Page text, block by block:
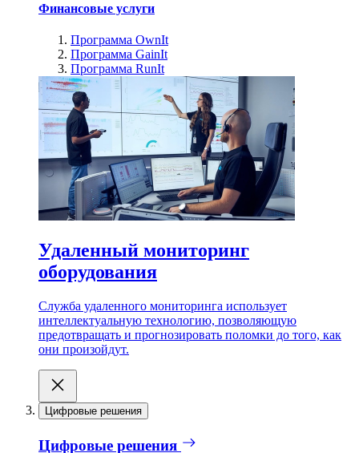
Финансовые услуги
Программа OwnIt
Программа GainIt
Программа RunIt
Удаленный мониторинг
оборудования
Служба удаленного мониторинга использует
интеллектуальную технологию, позволяющую
предотвращать и прогнозировать поломки до того, как
они произойдут.
Цифровые решения
Цифровые решения